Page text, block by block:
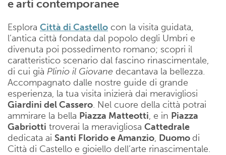
e arti contemporanee
Esplora Città di Castello con la visita guidata,
l’antica città fondata dal popolo degli Umbri e
divenuta poi possedimento romano; scopri il
caratteristico scenario dal fascino rinascimentale,
di cui già Plinio il Giovane decantava la bellezza.
Accompagnato dalle nostre guide di grande
esperienza, la tua visita inizierà dai meravigliosi
Giardini del Cassero. Nel cuore della città potrai
ammirare la bella Piazza Matteotti, e in Piazza
Gabriotti troverai la meravigliosa Cattedrale
dedicata ai Santi Florido e Amanzio, Duomo di
Città di Castello e gioiello dell’arte rinascimentale.